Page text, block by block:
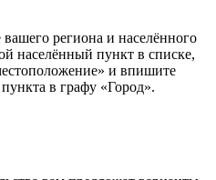
региона и населённого
населённый пункт в списке,
и впишите
в графу «Город».